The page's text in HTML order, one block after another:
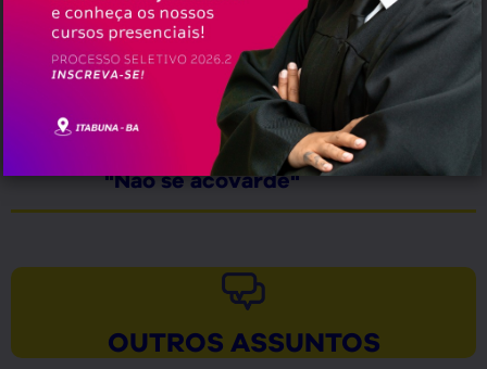
Paraná Pesquisas
ALFINETADA❗ Senador Otto
Alencar provoca a chapa de ACM
Neto sobre a disputa presidencial:
"Não se acovarde"
OUTROS ASSUNTOS